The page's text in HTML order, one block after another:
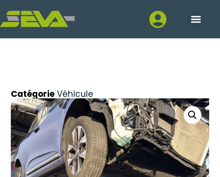
Catégorie Véhicule